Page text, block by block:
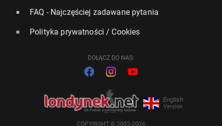
FAQ - Najczęściej zadawane pytania
Polityka prywatności / Cookies
DOŁĄCZ DO NAS:
English
Version
COPYRIGHT © 2002-2026